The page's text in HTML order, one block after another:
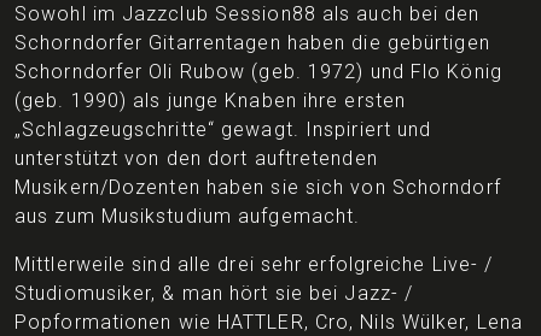
Sowohl im Jazzclub Session88 als auch bei den
Schorndorfer Gitarrentagen haben die gebürtigen
Schorndorfer Oli Rubow (geb. 1972) und Flo König
(geb. 1990) als junge Knaben ihre ersten
„Schlagzeugschritte“ gewagt. Inspiriert und
unterstützt von den dort auftretenden
Musikern/Dozenten haben sie sich von Schorndorf
aus zum Musikstudium aufgemacht.
Mittlerweile sind alle drei sehr erfolgreiche Live- /
Studiomusiker, & man hört sie bei Jazz- /
Popformationen wie HATTLER, Cro, Nils Wülker, Lena